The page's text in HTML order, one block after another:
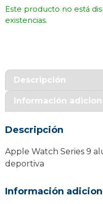
Este producto no está
existencias.
Descripción
Información
Descripción
Apple Watch Series 9
deportiva
Información